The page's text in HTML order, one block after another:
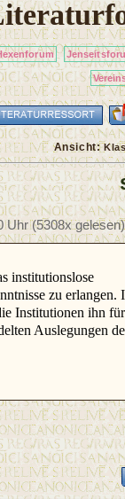
Ansicht:
Uhr(5308x
institutionslose
zu
Institutionen ihn
Auslegungen